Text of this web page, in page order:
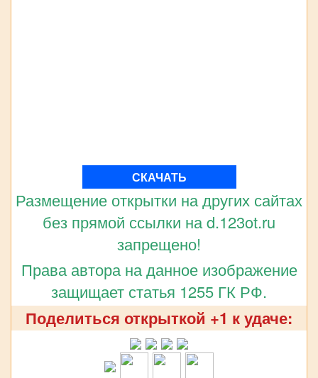
СКАЧАТЬ
Размещение открытки на других сайтах
без прямой ссылки на d.123ot.ru
запрещено!
Права автора на данное изображение
защищает статья 1255 ГК РФ.
Поделиться открыткой +1 к удаче: